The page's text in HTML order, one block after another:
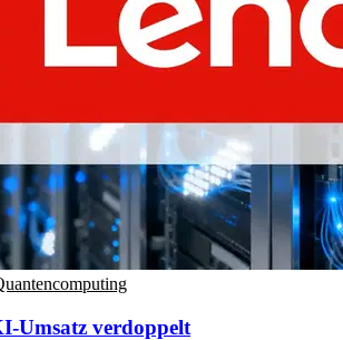
Umsatz verdoppelt